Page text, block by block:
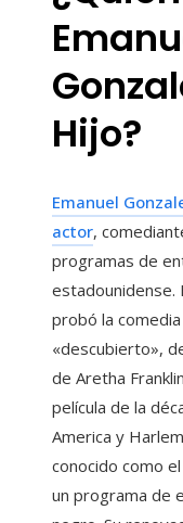
Hijo?
Emanuel
actor,
programas de
estadounidense.
probó la
«descubierto»,
de Aretha
película de la
America y
conocido como
un programa de